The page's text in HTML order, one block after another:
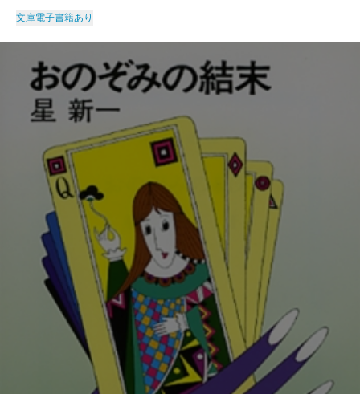
文庫電子書籍あり